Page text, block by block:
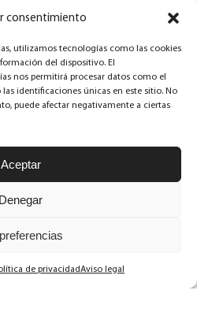
consentimiento
utilizamos tecnologías como las cookies
del dispositivo. El
nos permitirá procesar datos como el
identificaciones únicas en este sitio. No
puede afectar negativamente a ciertas
Aceptar
Denegar
de privacidadAviso legal